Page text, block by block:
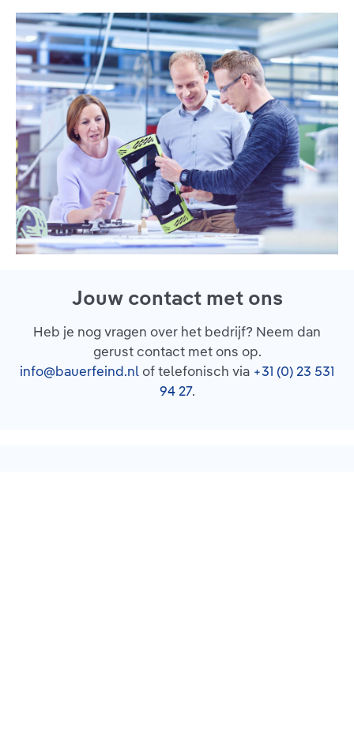
Jouw contact met ons
Heb je nog vragen over het bedrijf? Neem dan
gerust contact met ons op.
info@bauerfeind.nl of telefonisch via +31 (0) 23 531
94 27.